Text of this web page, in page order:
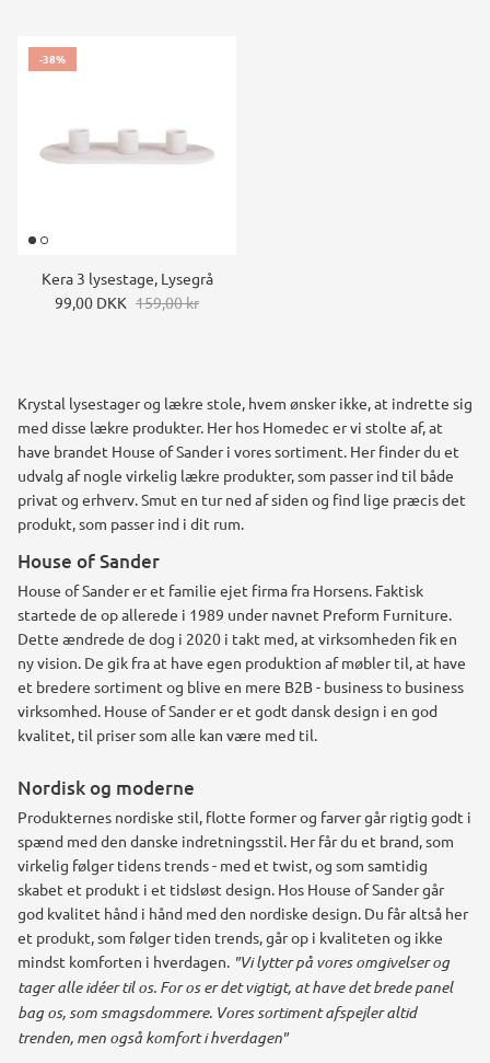
-38%
Kera 3 lysestage, Lysegrå
99,00 DKK 159,00 kr
Krystal lysestager og lækre stole, hvem ønsker ikke, at indrette sig
med disse lækre produkter. Her hos Homedec er vi stolte af, at
have brandet House of Sander i vores sortiment. Her finder du et
udvalg af nogle virkelig lækre produkter, som passer ind til både
privat og erhverv. Smut en tur ned af siden og find lige præcis det
produkt, som passer ind i dit rum.
House of Sander
House of Sander er et familie ejet firma fra Horsens. Faktisk
startede de op allerede i 1989 under navnet Preform Furniture.
Dette ændrede de dog i 2020 i takt med, at virksomheden fik en
ny vision. De gik fra at have egen produktion af møbler til, at have
et bredere sortiment og blive en mere B2B - business to business
virksomhed. House of Sander er et godt dansk design i en god
kvalitet, til priser som alle kan være med til.
Nordisk og moderne
Produkternes nordiske stil, flotte former og farver går rigtig godt i
spænd med den danske indretningsstil. Her får du et brand, som
virkelig følger tidens trends - med et twist, og som samtidig
skabet et produkt i et tidsløst design. Hos House of Sander går
god kvalitet hånd i hånd med den nordiske design. Du får altså her
et produkt, som følger tiden trends, går op i kvaliteten og ikke
mindst komforten i hverdagen. "Vi lytter på vores omgivelser og
tager alle idéer til os. For os er det vigtigt, at have det brede panel
bag os, som smagsdommere. Vores sortiment afspejler altid
trenden, men også komfort i hverdagen"